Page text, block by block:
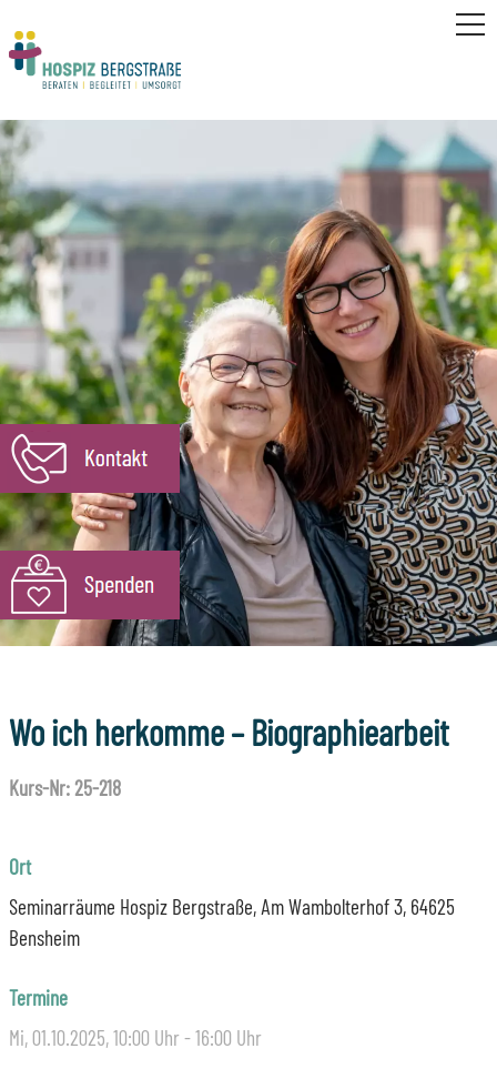
Wo ich herkomme – Biographiearbeit
Kurs-Nr: 25-218
Ort
Seminarräume Hospiz Bergstraße, Am Wambolterhof 3, 64625
Bensheim
Termine
Mi, 01.10.2025, 10:00 Uhr - 16:00 Uhr